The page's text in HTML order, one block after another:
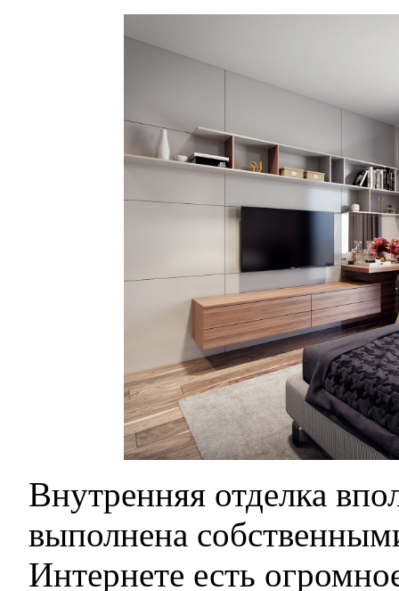
Внутренняя отделка
выполнена
Интернете есть